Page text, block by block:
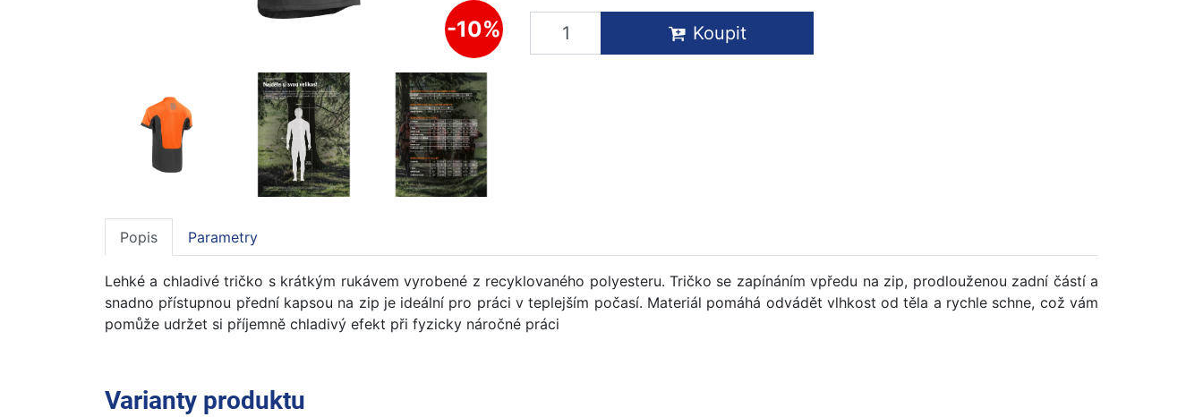
-10% Koupit
Popis Parametry
Lehké a chladivé tričko s krátkým rukávem vyrobené z recyklovaného polyesteru. Tričko se zapínáním vpředu na zip, prodlouženou zadní částí a
snadno přístupnou přední kapsou na zip je ideální pro práci v teplejším počasí. Materiál pomáhá odvádět vlhkost od těla a rychle schne, což vám
pomůže udržet si příjemně chladivý efekt při fyzicky náročné práci
Varianty produktu